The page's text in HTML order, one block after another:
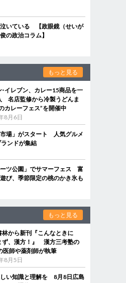
いている 【政眼鏡（せいが
の政治コラム】
もっと見る
‐イレブン、カレー15商品を一
名店監修から冷製うどんま
カレーフェス”を開催中
8月6日
場」がスタート 人気グルメ
ンドが集結
ーツ公園」でサマーフェス 富
び、季節限定の桃のかき氷も
もっと見る
林から新刊『こんなときに
ず、漢方！』 漢方三考塾の
医師や薬剤師が執筆
8月5日
い知識と理解を 8月8日広島